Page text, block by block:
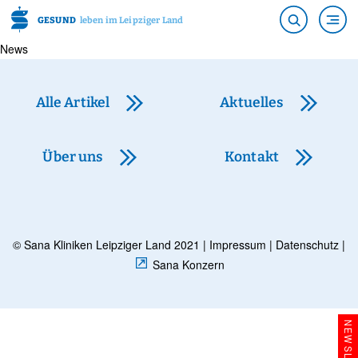
GESUND leben im Leipziger Land
News
Alle Artikel Aktuelles
Über uns Kontakt
© Sana Kliniken Leipziger Land 2021 | Impressum | Datenschutz |
Sana Konzern